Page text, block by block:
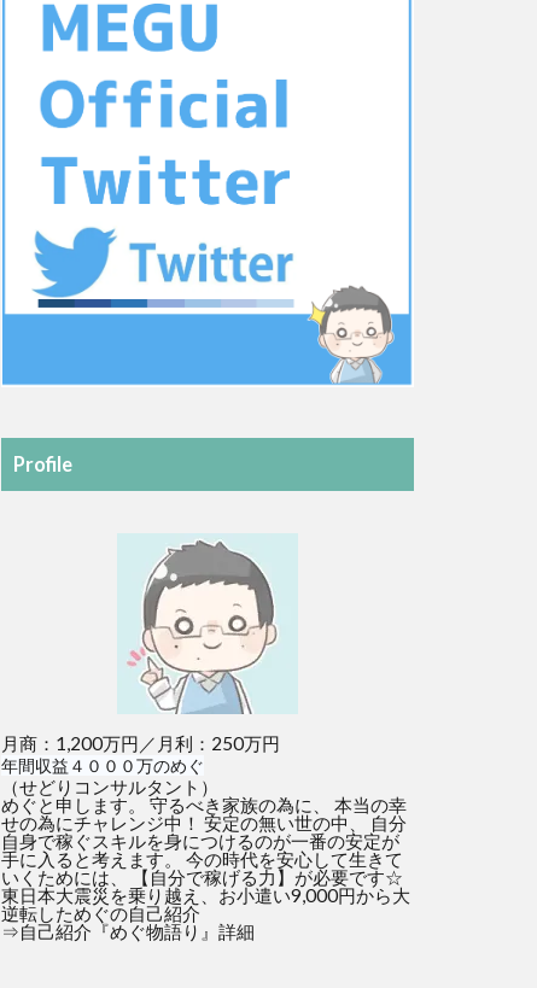
Profile
月商：1,200万円／月利：250万円
年間収益４０００万のめぐ
（せどりコンサルタント）
めぐと申します。 守るべき家族の為に、 本当の幸
せの為にチャレンジ中！ 安定の無い世の中、 自分
自身で稼ぐスキルを身につけるのが一番の安定が
手に入ると考えます。 今の時代を安心して生きて
いくためには、 【自分で稼げる力】が必要です☆
東日本大震災を乗り越え、お小遣い9,000円から大
逆転しためぐの自己紹介
⇒自己紹介『めぐ物語り』詳細